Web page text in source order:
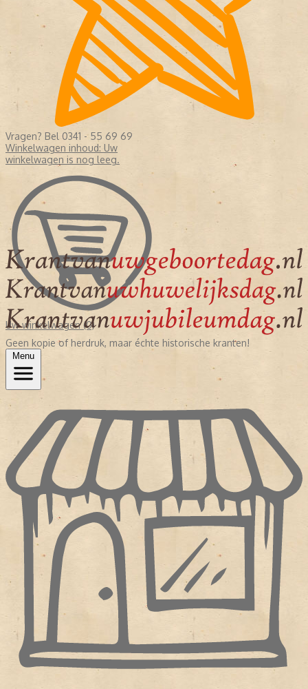
Vragen? Bel 0341 - 55 69 69
Winkelwagen inhoud: Uw
winkelwagen is nog leeg.
Uw winkelwagen (0)
Geen kopie of herdruk, maar échte historische kranten!
Menu